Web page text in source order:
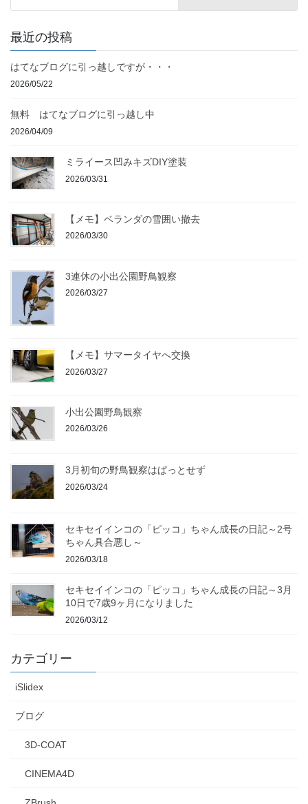
最近の投稿
はてなブログに引っ越しですが・・・
2026/05/22
無料 はてなブログに引っ越し中
2026/04/09
ミライース凹みキズDIY塗装
2026/03/31
【メモ】ベランダの雪囲い撤去
2026/03/30
3連休の小出公園野鳥観察
2026/03/27
【メモ】サマータイヤへ交換
2026/03/27
小出公園野鳥観察
2026/03/26
3月初旬の野鳥観察はぱっとせず
2026/03/24
セキセイインコの「ピッコ」ちゃん成長の日記～2号
ちゃん具合悪し～
2026/03/18
セキセイインコの「ピッコ」ちゃん成長の日記～3月
10日で7歳9ヶ月になりました
2026/03/12
カテゴリー
iSlidex
ブログ
3D-COAT
CINEMA4D